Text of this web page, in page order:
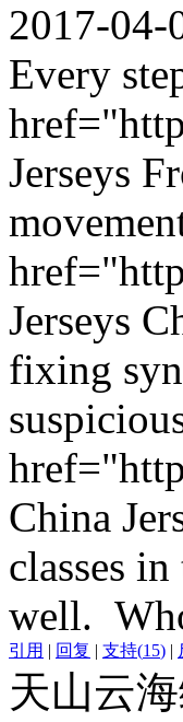
2017-04-
Every
Jerseys
Jerseys
fixing
China
classes
well.
引用 | 回复 | 支持(15) |
天山云